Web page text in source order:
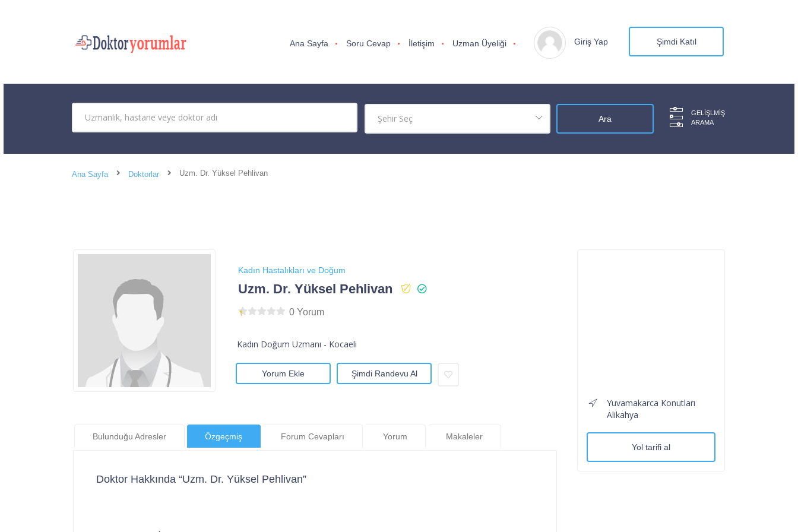
Ana Sayfa Soru Cevap İletişim Uzman Üyeliği Giriş Yap Şimdi Katıl
GELIŞLMIŞ
ARAMA
Ana Sayfa Doktorlar Uzm. Dr. Yüksel Pehlivan
Kadın Hastalıkları ve Doğum
Uzm. Dr. Yüksel Pehlivan
0 Yorum
Kadın Doğum Uzmanı - Kocaeli
Yorum Ekle Şimdi Randevu Al
Bulunduğu Adresler Özgeçmiş Forum Cevapları Yorum Makaleler
Doktor Hakkında “Uzm. Dr. Yüksel Pehlivan”
Yuvamakarca Konutları
Alikahya
Yol tarifi al